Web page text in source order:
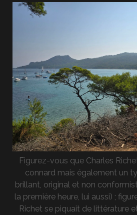
Figurez-vous que Charles
connard mais également un
brillant, original et non
la première heure, lui aussi) ;
Richet se piquait de littérature